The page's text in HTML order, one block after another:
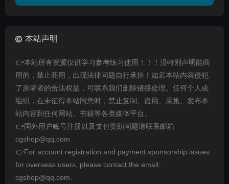
本站声明
👉本站所有资源仅供学习参考练习使用！！！没特别声明能商
用的，禁止商用，出现法律问题自行承担！如若本站内容侵犯
了原著者的合法权益，可联系我们删除链接处理。任何个人或
组织，在未征得本站同意时，禁止复制、盗用、采集、发布本
站内容到任何网站、书籍等各类媒体平台。
👉国外用户账号注册以及支付赞助问题请联系邮箱
cgshop@qq.com
👉For account registration and payment sponsorship issues
for overseas users, please contact the email:
cgshop@qq.com.